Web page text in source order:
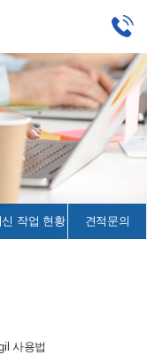
신 작업 현황 견적문의
사용법